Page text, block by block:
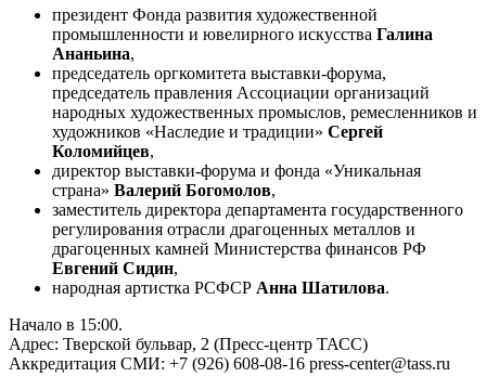
президент Фонда развития художественной
промышленности и ювелирного искусства Галина
Ананьина,
председатель оргкомитета выставки-форума,
председатель правления Ассоциации организаций
народных художественных промыслов, ремесленников и
художников «Наследие и традиции» Сергей
Коломийцев,
директор выставки-форума и фонда «Уникальная
страна» Валерий Богомолов,
заместитель директора департамента государственного
регулирования отрасли драгоценных металлов и
драгоценных камней Министерства финансов РФ
Евгений Сидин,
народная артистка РСФСР Анна Шатилова.
Начало в 15:00.
Адрес: Тверской бульвар, 2 (Пресс-центр ТАСС)
Аккредитация СМИ: +7 (926) 608-08-16 press-center@tass.ru